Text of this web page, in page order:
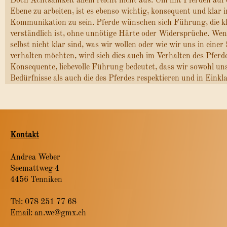
Ebene zu arbeiten, ist es ebenso wichtig, konsequent und klar
Kommunikation zu sein. Pferde wünschen sich Führung, die
verständlich ist, ohne unnötige Härte oder Widersprüche.
selbst nicht klar sind, was wir wollen oder wie wir uns in einer
verhalten möchten, wird sich dies auch im Verhalten des
Konsequente, liebevolle Führung bedeutet, dass wir sowohl
Bedürfnisse als auch die des Pferdes respektieren und in
Kontakt
Andrea Weber
Seemattweg 4
4456 Tenniken
Tel: 078 251 77 68
Email: an.we@gmx.ch